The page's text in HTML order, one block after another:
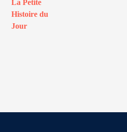
La Petite
Histoire du
Jour